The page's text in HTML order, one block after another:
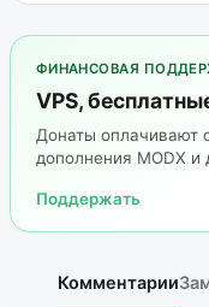
ФИНАНСОВАЯ
VPS,
Донаты оплачивают
дополнения MODX и
Поддержать
Комментарии